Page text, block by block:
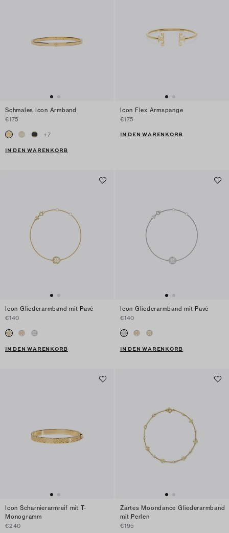
Schmales Icon Armband
€175
+7
IN DEN WARENKORB
Icon Flex Armspange
€175
IN DEN WARENKORB
Icon Gliederarmband mit Pavé
€140
IN DEN WARENKORB
Icon Gliederarmband mit Pavé
€140
IN DEN WARENKORB
Icon Scharnierarmreif mit T-
Monogramm
€240
Zartes Moondance Gliederarmband
mit Perlen
€195